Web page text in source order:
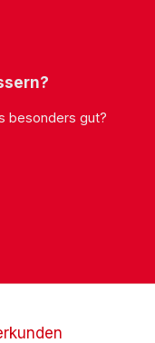
besonders gut?